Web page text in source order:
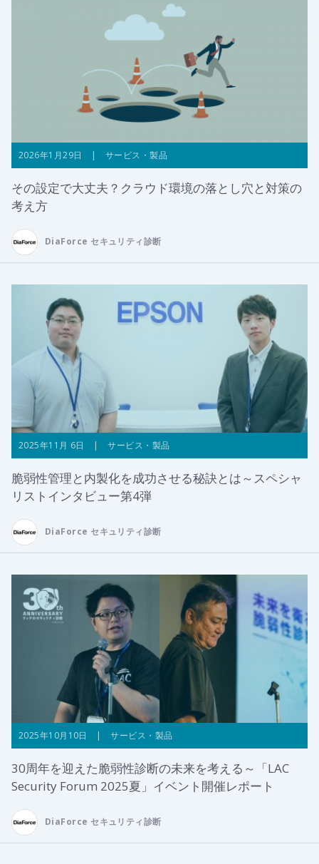
2026年1月29日 | サービス・製品
その設定で大丈夫？クラウド環境の落とし穴と対策の
考え方
DiaForce セキュリティ診断
2025年11月 6日 | サービス・製品
脆弱性管理と内製化を成功させる秘訣とは～スペシャ
リストインタビュー第4弾
DiaForce セキュリティ診断
2025年10月10日 | サービス・製品
30周年を迎えた脆弱性診断の未来を考える～「LAC
Security Forum 2025夏」イベント開催レポート
DiaForce セキュリティ診断